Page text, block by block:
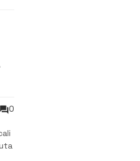
0